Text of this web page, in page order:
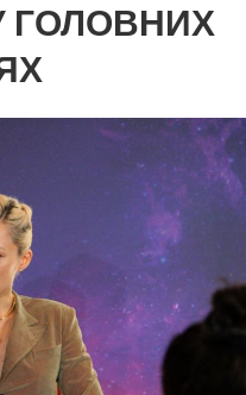
ГОЛОВНИХ